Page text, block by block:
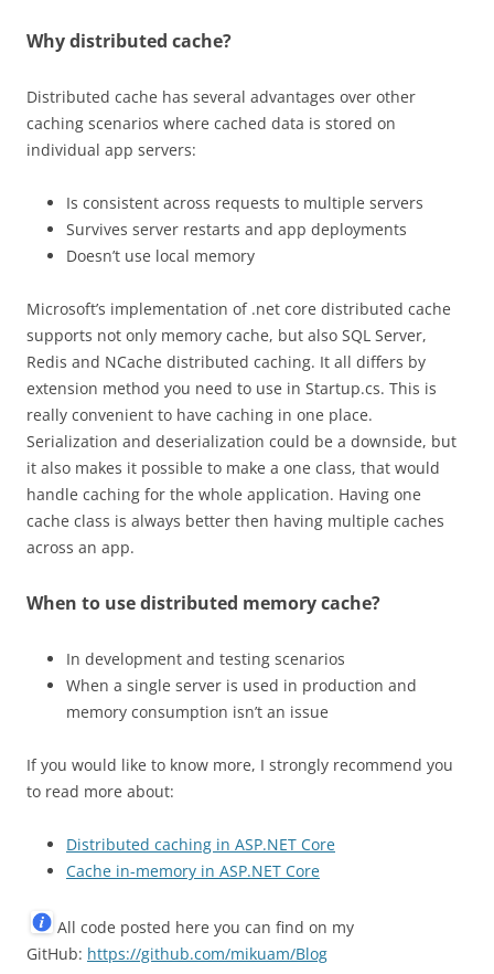
Why distributed cache?
Distributed cache has several advantages over other
caching scenarios where cached data is stored on
individual app servers:
Is consistent across requests to multiple servers
Survives server restarts and app deployments
Doesn’t use local memory
Microsoft’s implementation of .net core distributed cache
supports not only memory cache, but also SQL Server,
Redis and NCache distributed caching. It all differs by
extension method you need to use in Startup.cs. This is
really convenient to have caching in one place.
Serialization and deserialization could be a downside, but
it also makes it possible to make a one class, that would
handle caching for the whole application. Having one
cache class is always better then having multiple caches
across an app.
When to use distributed memory cache?
In development and testing scenarios
When a single server is used in production and
memory consumption isn’t an issue
If you would like to know more, I strongly recommend you
to read more about:
Distributed caching in ASP.NET Core
Cache in-memory in ASP.NET Core
All code posted here you can find on my
GitHub: https://github.com/mikuam/Blog